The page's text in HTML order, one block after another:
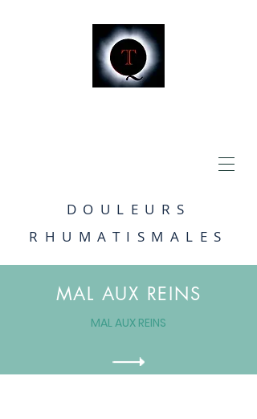
DOULEURS
RHUMATISMALES
MAL AUX REINS
MAL AUX REINS